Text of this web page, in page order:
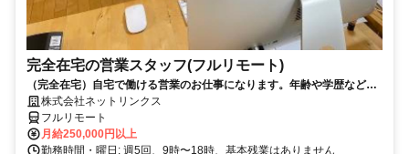
完全在宅の営業スタッフ(フルリモート)
（完全在宅）自宅で働ける営業のお仕事になります。年齢や学歴など問
いません。
株式会社ネットリンクス
フルリモート
月給250,000円以上
勤務時間・曜日: 週5回、9時〜18時、基本残業はありません